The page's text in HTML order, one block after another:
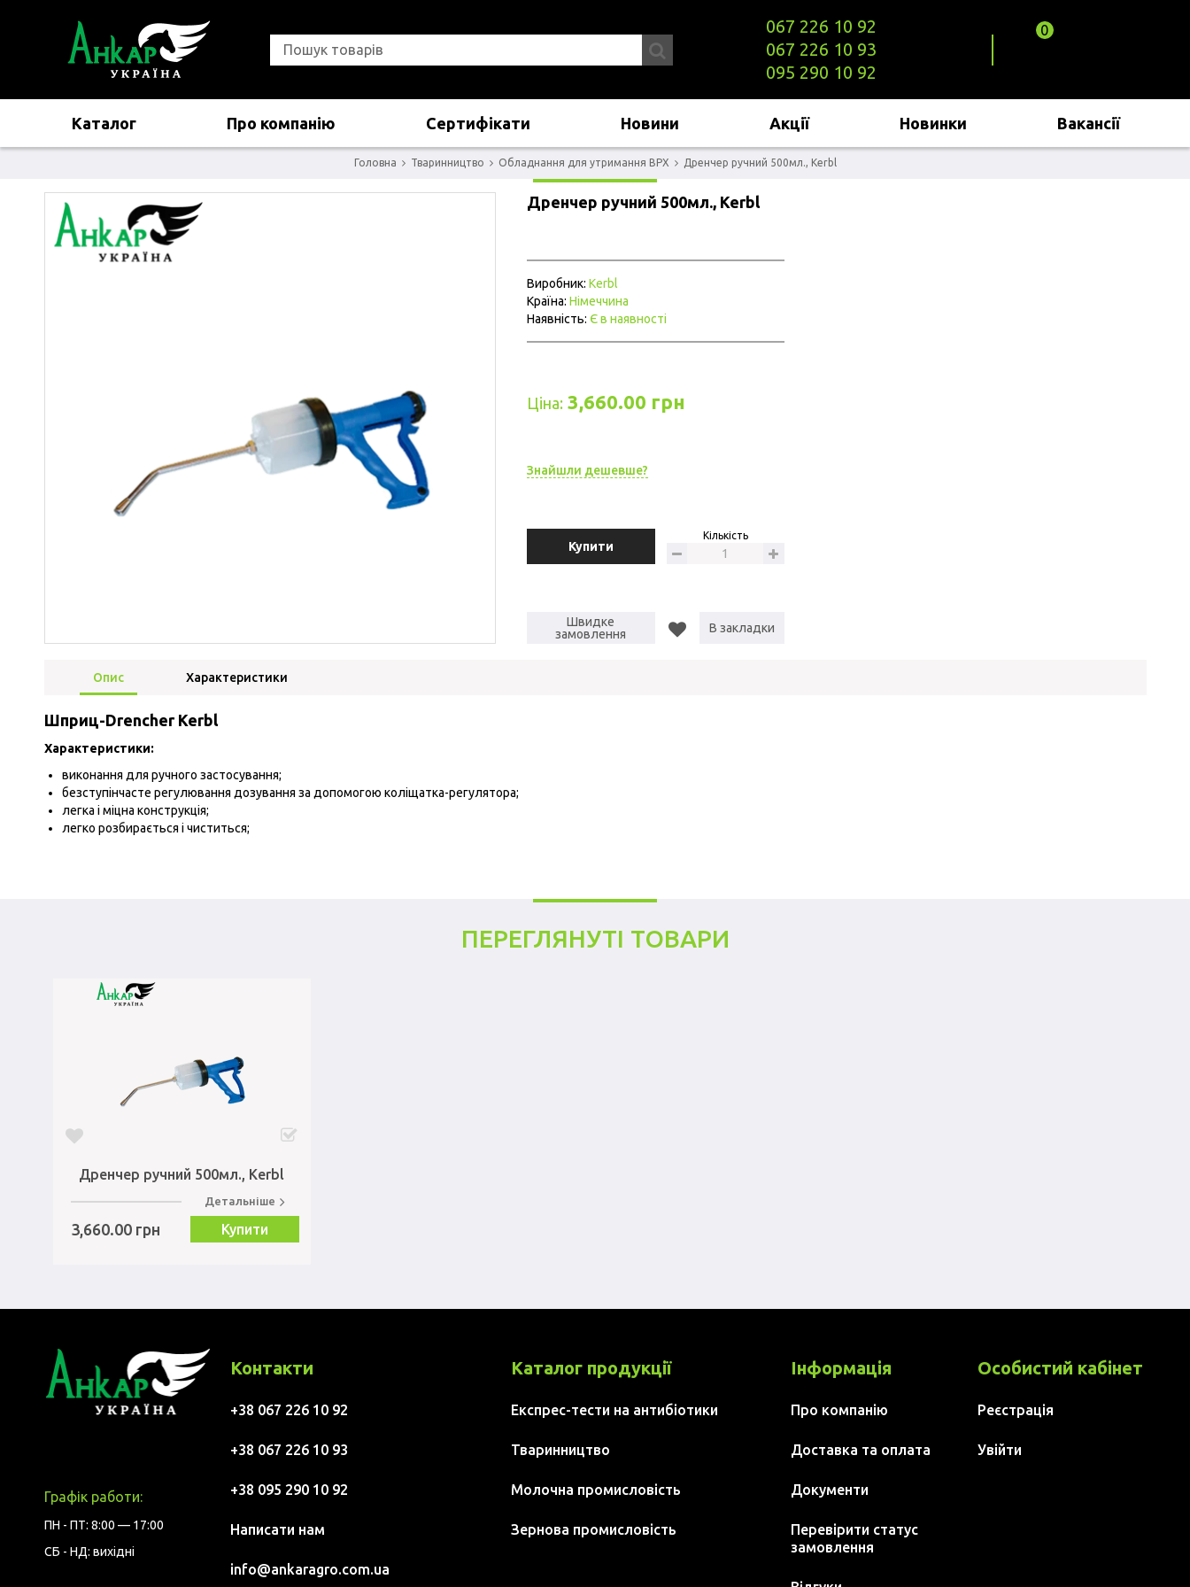
067 226 10 92
067 226 10 93
095 290 10 92
0
Каталог Про компанію Сертифікати Новини Акції Новинки Вакансії
Головна Тваринництво Обладнання для утримання ВРХ Дренчер ручний 500мл., Kerbl
Дренчер ручний 500мл., Kerbl
Виробник: Kerbl
Країна: Німеччина
Наявність: Є в наявності
Ціна:3,660.00 грн
Знайшли дешевше?
Купити
Кількість
Швидке
замовлення
В закладки
Опис Характеристики
Шприц-Drencher Kerbl
Характеристики:
виконання для ручного застосування;
безступінчасте регулювання дозування за допомогою коліщатка-регулятора;
легка і міцна конструкція;
легко розбирається і чиститься;
ПЕРЕГЛЯНУТІ ТОВАРИ
Дренчер ручний 500мл., Kerbl
3,660.00 грн
Детальніше
Купити
Графік работи:
ПН - ПТ: 8:00 — 17:00
СБ - НД: вихідні
Контакти
+38 067 226 10 92
+38 067 226 10 93
+38 095 290 10 92
Написати нам
info@ankaragro.com.ua
Каталог продукції
Експрес-тести на антибіотики
Тваринництво
Молочна промисловість
Зернова промисловість
Інформація
Про компанію
Доставка та оплата
Документи
Перевірити статус
замовлення
Особистий кабінет
Реєстрація
Увійти